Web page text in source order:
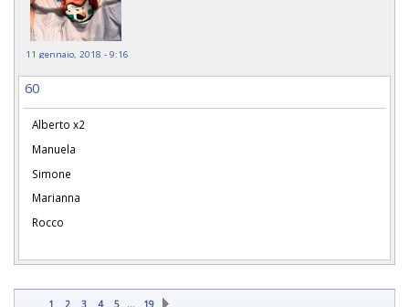
11 gennaio, 2018 - 9:16
60
Alberto x2
Manuela
Simone
Marianna
Rocco
…